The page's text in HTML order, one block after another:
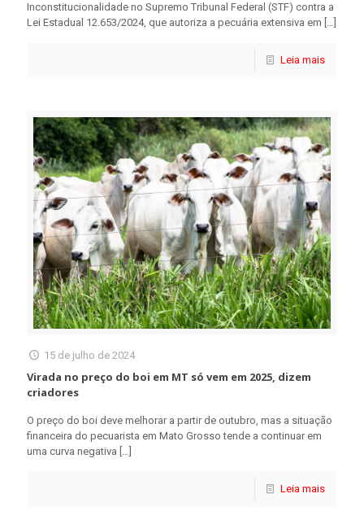
Inconstitucionalidade no Supremo Tribunal Federal (STF) contra a
Lei Estadual 12.653/2024, que autoriza a pecuária extensiva em […]
Leia mais
15 de julho de 2024
Virada no preço do boi em MT só vem em 2025, dizem
criadores
O preço do boi deve melhorar a partir de outubro, mas a situação
financeira do pecuarista em Mato Grosso tende a continuar em
uma curva negativa […]
Leia mais